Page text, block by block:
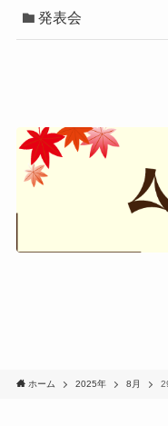
発表会
ホーム 2025年 8月